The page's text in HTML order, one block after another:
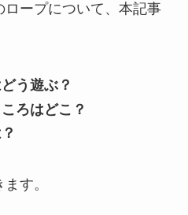
ープについて、本記事
う遊ぶ？
ろはどこ？
す。